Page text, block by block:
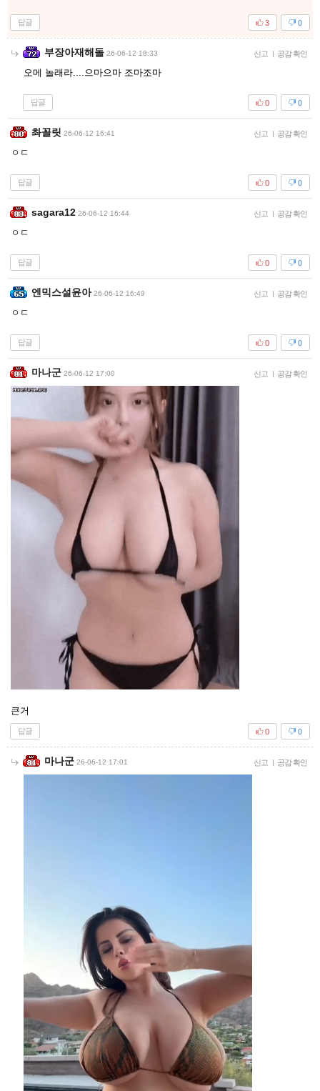
답글 0
3
부장아재해돌 26-06-12 18:33 신고 | 공감 확인
오메 놀래라....으마으마 조마조마
답글 0
0
촤꼴릿 26-06-12 16:41 신고 | 공감 확인
ㅇㄷ
답글 0
0
sagara12 26-06-12 16:44 신고 | 공감 확인
ㅇㄷ
답글 0
0
엔믹스설윤아 26-06-12 16:49 신고 | 공감 확인
ㅇㄷ
답글 0
0
마나군 26-06-12 17:00 신고 | 공감 확인
큰거
답글 0
0
마나군 26-06-12 17:01 신고 | 공감 확인